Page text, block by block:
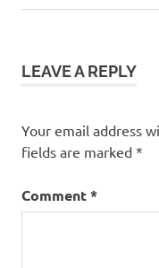
LEAVE A REPLY
Your email address
fields are marked *
Comment*